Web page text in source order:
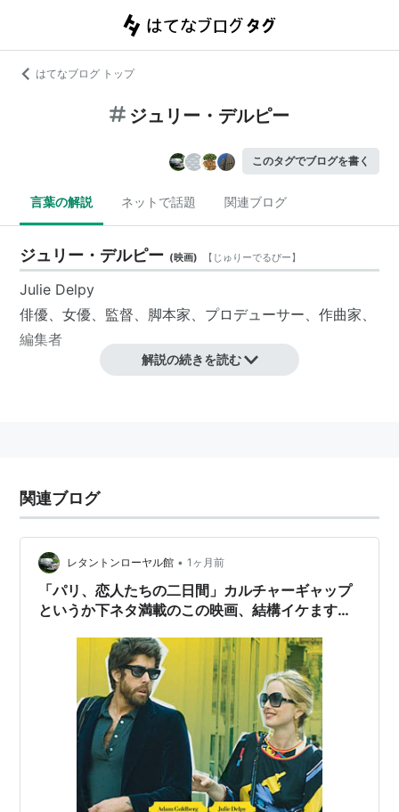
はてなブログ トップ
ジュリー・デルピー
このタグでブログを書く
言葉の解説 ネットで話題 関連ブログ
ジュリー・デルピー (映画) 【 じゅりーでるぴー】
Julie Delpy
俳優、女優、監督、脚本家、プロデューサー、作曲家、
編集者
1969年12月21日、フランス／パリ生まれ
（2015） 出演
ニューヨーク、恋人たちの2日間
演、キャラクター創造、脚本、製作
スカイラブ（2011） 脚本、監督、出演
狼たちの報酬（2007）＜未＞ 出演
パリ、恋人たちの2日間
（2007） 製作、監督、音
楽、脚本、出演、編集
ザ・レジェンド・オブ・ルーシー・キーズ（2006）
＜未＞ 出演
ザ・ホークス ハワード・ヒューズを売った男
解説の続きを読む
関連ブログ
レタントンローヤル館 • 1ヶ月前
「パリ、恋人たちの二日間」カルチャーギャップ
というか下ネタ満載のこの映画、結構イケます…